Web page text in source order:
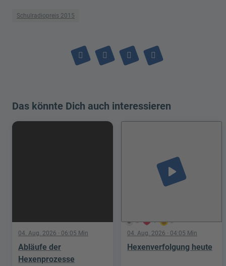
Schulradiopreis 2015
Das könnte Dich auch interessieren
04. Aug. 2026 · 06:05 Min
Abläufe der
Hexenprozesse
5 1 0
play_arrow
04. Aug. 2026 · 04:05 Min
Hexenverfolgung heute